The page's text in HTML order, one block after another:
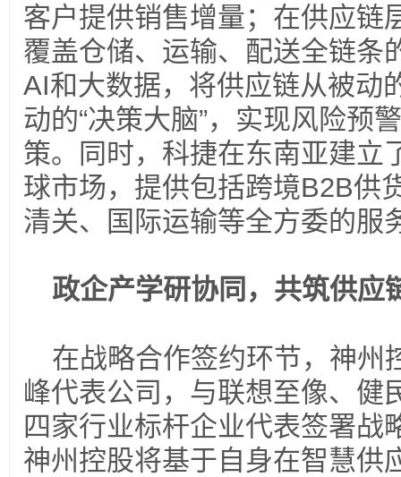
客户提供销售增量；在供应链
覆盖仓储、运输、配送全链条
AI和大数据，将供应链从被动
动的“决策大脑”，实现风险预
策。同时，科捷在东南亚建立
球市场，提供包括跨境B2B供
清关、国际运输等全方委的服
政企产学研协同，共筑供应
在战略合作签约环节，神州
峰代表公司，与联想至像、健
四家行业标杆企业代表签署战
神州控股将基于自身在智慧供